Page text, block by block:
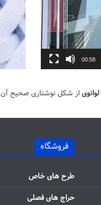
00:58
لوانویاز شکل نوشتاری صحیح آن
فروشگاه
طرح های خاص
حراج های فصلی